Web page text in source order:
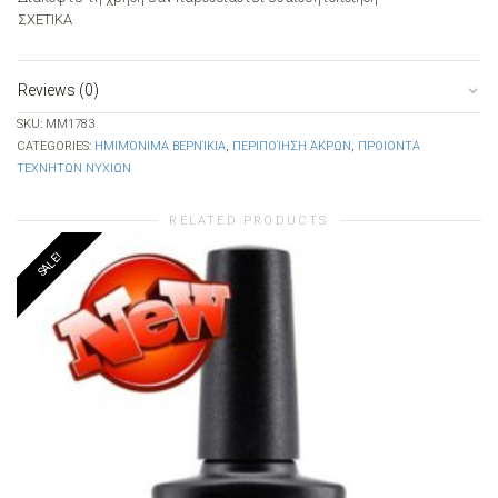
ΣΧΕΤΙΚΑ
Reviews (0)
SKU: MM1783
CATEGORIES: ΗΜΙΜΌΝΙΜΑ ΒΕΡΝΊΚΙΑ, ΠΕΡΙΠΟΊΗΣΗ ΆΚΡΩΝ, ΠΡΟΙΟΝΤΑ
ΤΕΧΝΗΤΩΝ ΝΥΧΙΩΝ
RELATED PRODUCTS
SALE!